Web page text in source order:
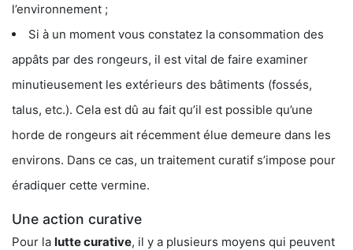
l’environnement ;
Si à un moment vous constatez la consommation des
appâts par des rongeurs, il est vital de faire examiner
minutieusement les extérieurs des bâtiments (fossés,
talus, etc.). Cela est dû au fait qu’il est possible qu’une
horde de rongeurs ait récemment élue demeure dans les
environs. Dans ce cas, un traitement curatif s’impose pour
éradiquer cette vermine.
Une action curative
Pour la lutte curative, il y a plusieurs moyens qui peuvent